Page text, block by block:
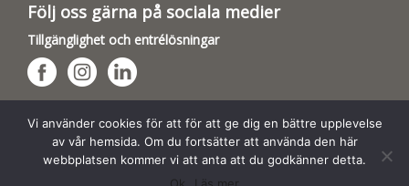
Följ oss gärna på sociala medier
Tillgänglighet och entrélösningar
Hundsporthallar
Vi använder cookies för att för att ge dig en bättre upplevelse
av vår hemsida. Om du fortsätter att använda den här
webbplatsen kommer vi att anta att du godkänner detta.